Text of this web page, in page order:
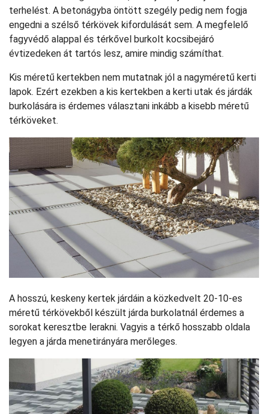
terhelést. A betonágyba öntött szegély pedig nem fogja
engedni a szélső térkövek kifordulását sem. A megfelelő
fagyvédő alappal és térkővel burkolt kocsibejáró
évtizedeken át tartós lesz, amire mindig számíthat.
Kis méretű kertekben nem mutatnak jól a nagyméretű kerti
lapok. Ezért ezekben a kis kertekben a kerti utak és járdák
burkolására is érdemes választani inkább a kisebb méretű
térköveket.
A hosszú, keskeny kertek járdáin a közkedvelt 20-10-es
méretű térkövekből készült járda burkolatnál érdemes a
sorokat keresztbe lerakni. Vagyis a térkő hosszabb oldala
legyen a járda menetirányára merőleges.